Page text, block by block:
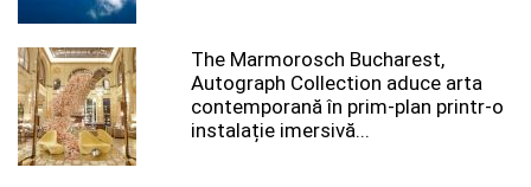
The Marmorosch Bucharest,
Autograph Collection aduce arta
contemporană în prim-plan printr-o
instalație imersivă...